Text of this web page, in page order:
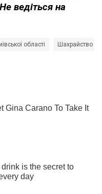
ведіться на
області Шахрайство